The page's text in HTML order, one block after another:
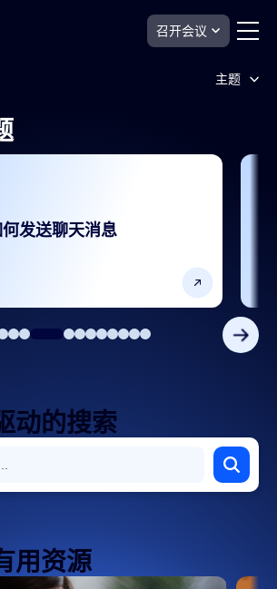
召开会议
主题
发送聊天消息
动的搜索
用资源